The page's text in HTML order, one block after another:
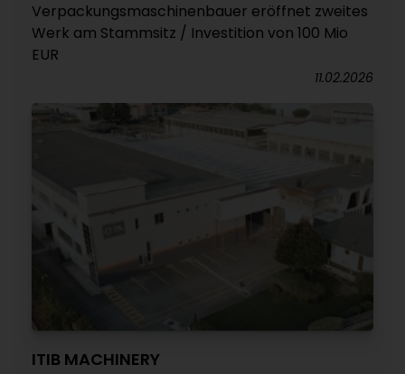
Verpackungsmaschinenbauer eröffnet zweites
Werk am Stammsitz / Investition von 100 Mio
EUR
11.02.2026
ITIB MACHINERY